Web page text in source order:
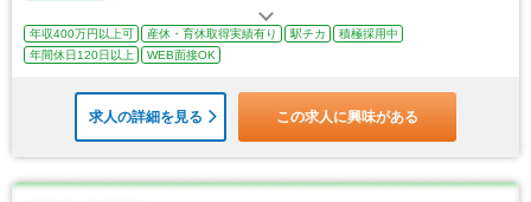
年収400万円以上可 産休・育休取得実績有り 駅チカ
積極採用中
年間休日120日以上
WEB面接OK
求人の詳細を見る この求人に興味がある